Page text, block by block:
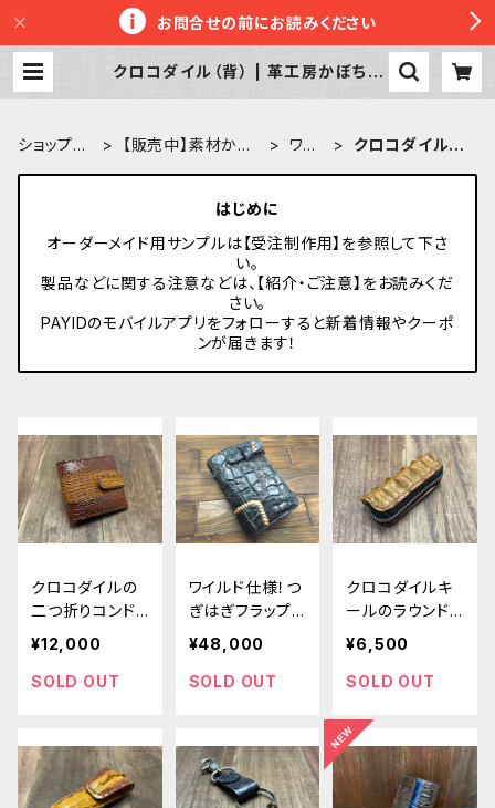
お問合せの前にお読みください
クロコダイル（背） | 革工房かぼちゃ
ショップT
【販売中】素材から
ワニ
クロコダイル
はじめに
オーダーメイド用サンプルは【受注制作用】を参照して下さ
い。
製品などに関する注意などは、【紹介・ご注意】をお読みくだ
さい。
PAYIDのモバイルアプリをフォローすると新着情報やクーポ
ンが届きます！
クロコダイルの
二つ折りコンド
ームケース ver.
¥12,000
SOLD OUT
ワイルド仕様！つ
ぎはぎフラップ
付きミドルウォレ
ット【クロコダイ
ル】
¥48,000
SOLD OUT
クロコダイルキ
ールのラウンドフ
ァスナー印鑑ケ
ース
¥6,500
SOLD OUT